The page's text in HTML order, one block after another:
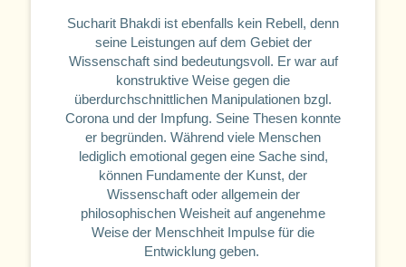
Sucharit Bhakdi ist ebenfalls kein Rebell, denn
seine Leistungen auf dem Gebiet der
Wissenschaft sind bedeutungsvoll. Er war auf
konstruktive Weise gegen die
überdurchschnittlichen Manipulationen bzgl.
Corona und der Impfung. Seine Thesen konnte
er begründen. Während viele Menschen
lediglich emotional gegen eine Sache sind,
können Fundamente der Kunst, der
Wissenschaft oder allgemein der
philosophischen Weisheit auf angenehme
Weise der Menschheit Impulse für die
Entwicklung geben.